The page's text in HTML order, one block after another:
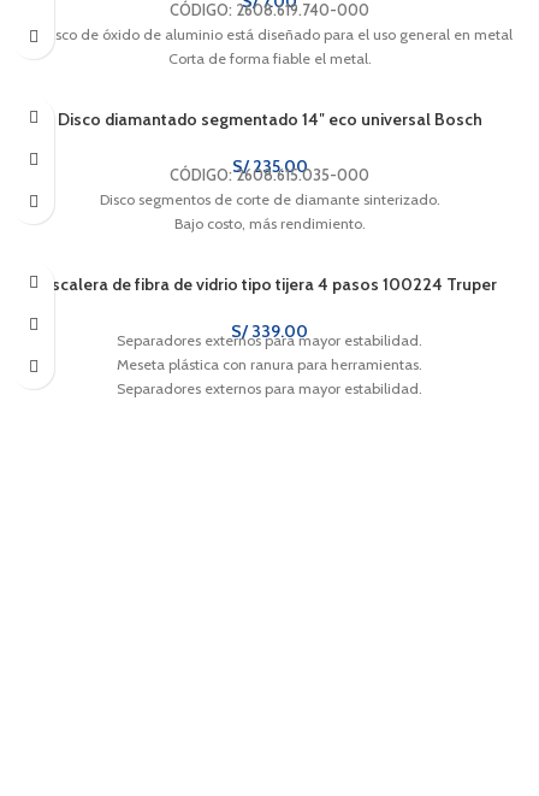
CÓDIGO: 2608.619.740-000
El disco de óxido de aluminio está diseñado para el uso general en metal
Corta de forma fiable el metal.
Disco diamantado segmentado 14″ eco universal Bosch
S/235.00
CÓDIGO: 2608.615.035-000
Disco segmentos de corte de diamante sinterizado.
Bajo costo, más rendimiento.
Escalera de fibra de vidrio tipo tijera 4 pasos 100224 Truper
S/ 339.00
Separadores externos para mayor estabilidad.
Meseta plástica con ranura para herramientas.
Separadores externos para mayor estabilidad.